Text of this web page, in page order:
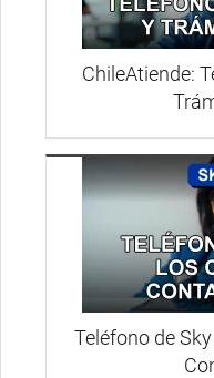
ChileAtiende:
Teléfono de